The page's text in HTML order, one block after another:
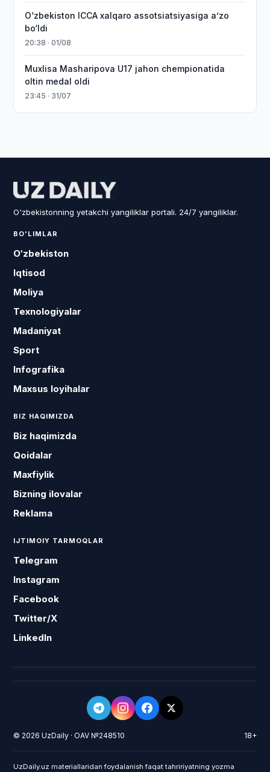
O‘zbekiston ICCA xalqaro assotsiatsiyasiga aʼzo
bo‘ldi
20:38 · 01/08
Muxlisa Masharipova U17 jahon chempionatida
oltin medal oldi
23:45 · 31/07
O'zbekistonning yetakchi yangiliklar portali. 24/7 yangiliklar.
BO'LIMLAR
O‘zbekiston
Iqtisod
Moliya
Texnologiyalar
Madaniyat
Sport
Infografika
Maxsus loyihalar
BIZ HAQIMIZDA
Biz haqimizda
Qoidalar
Maxfiylik
Bizning ilovalar
Reklama
IJTIMOIY TARMOQLAR
Telegram
Instagram
Facebook
Twitter/X
LinkedIn
© 2026 UzDaily · OAV №248510 18+
UzDaily.uz materiallaridan foydalanish faqat tahririyatning yozma